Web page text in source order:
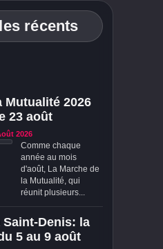
récents
Mutualité 2026
23 août
2026
Comme chaque
année au mois
d'août, La Marche de
la Mutualité, qui
réunit plusieurs...
Saint-Denis: la
5 au 9 août